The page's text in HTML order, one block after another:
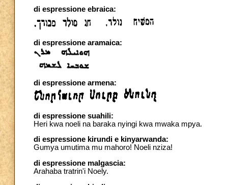
di espressione ebraica:
di espressione aramaica:
di espressione armena:
di espressione suahili:
Heri kwa noeli na baraka nyingi kwa mwaka mpya.
di espressione kirundi e kinyarwanda:
Gumya umutima mu mahoro! Noeli nziza!
di espressione malgascia:
Arahaba tratrin'i Noely.